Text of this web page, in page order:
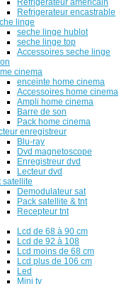
Refrigerateur americain
Refrigerateur encastrable
linge
seche linge hublot
seche linge top
Accessoires seche linge
cinema
enceinte home cinema
Accessoires home cinema
Ampli home cinema
Barre de son
Pack home cinema
enregistreur
Blu-ray
Dvd magnetoscope
Enregistreur dvd
Lecteur dvd
satellite
Demodulateur sat
Pack satellite & tnt
Recepteur tnt
Lcd de 68 à 90 cm
Lcd de 92 à 108
Lcd moins de 68 cm
Lcd plus de 106 cm
Led
Mini tv